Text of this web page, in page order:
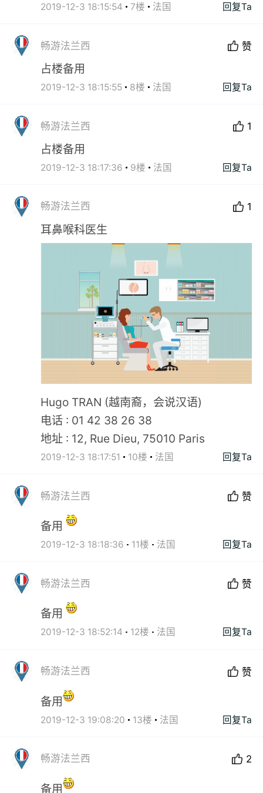
2019-12-3 18:15:54 7楼 法国 回复Ta
畅游法兰西 赞
占楼备用
2019-12-3 18:15:55 8楼 法国 回复Ta
畅游法兰西 1
占楼备用
2019-12-3 18:17:36 9楼 法国 回复Ta
畅游法兰西 1
耳鼻喉科医生
Hugo TRAN (越南裔，会说汉语)
电话 : 01 42 38 26 38
地址 : 12, Rue Dieu, 75010 Paris
2019-12-3 18:17:51 10楼 法国 回复Ta
畅游法兰西 赞
备用
2019-12-3 18:18:36 11楼 法国 回复Ta
畅游法兰西 赞
备用
2019-12-3 18:52:14 12楼 法国 回复Ta
畅游法兰西 赞
备用
2019-12-3 19:08:20 13楼 法国 回复Ta
畅游法兰西 2
备用